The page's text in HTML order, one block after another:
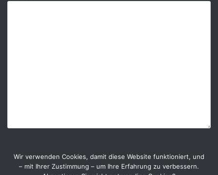
Wir verwenden Cookies, damit diese Website funktioniert, und
– mit Ihrer Zustimmung – um Ihre Erfahrung zu verbessern.